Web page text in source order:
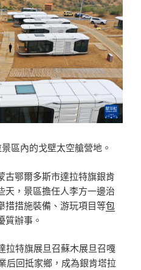
區內的戈壁太空艙營地。
古鄂爾多斯市達拉特旗銀肯
天，景區擔任人李方一邊治
措措施裝備、游玩項目等包
質辦事。
拉特旗展旦召蘇木展旦召嘎
后回抵家鄉，成為銀肯塔拉